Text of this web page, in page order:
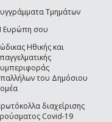
Τμημάτων
Ευρώπη σου
Ηθικής και
του Δημόσιου
διαχείρισης
Covid-19